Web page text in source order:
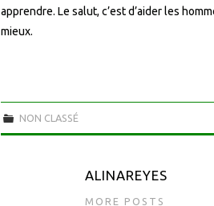
apprendre. Le salut, c’est d’aider les
mieux.
NON CLASSÉ
ALINAREYES
MORE POSTS